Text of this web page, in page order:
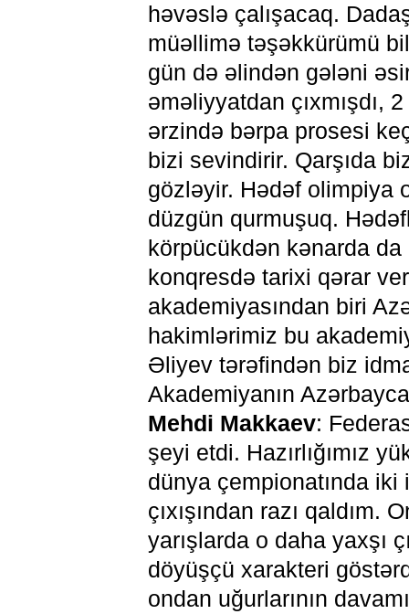
həvəslə çalışacaq.
müəllimə təşəkkürümü
gün də əlindən gələni
əməliyyatdan çıxmışdı,
ərzində bərpa prosesi
bizi sevindirir. Qarşıda
gözləyir. Hədəf olimpiya
düzgün qurmuşuq.
körpücükdən kənarda
konqresdə tarixi qərar
akademiyasından biri
hakimlərimiz bu
Əliyev tərəfindən biz
Akademiyanın
Mehdi Makkaev:
şeyi etdi. Hazırlığımız
dünya çempionatında
çıxışından razı qaldım.
yarışlarda o daha yaxşı
döyüşçü xarakteri
ondan uğurlarının